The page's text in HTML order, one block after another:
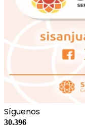
Síguenos
30.396